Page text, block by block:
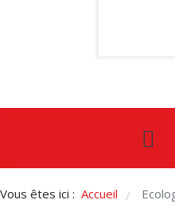
Vous êtes ici : Accueil /